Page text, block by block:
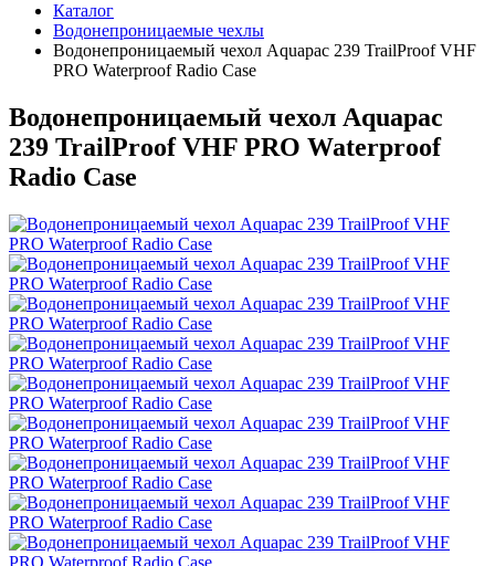
Каталог
Водонепроницаемые чехлы
Водонепроницаемый чехол Aquapac 239 TrailProof VHF
PRO Waterproof Radio Case
Водонепроницаемый чехол Aquapac
239 TrailProof VHF PRO Waterproof
Radio Case